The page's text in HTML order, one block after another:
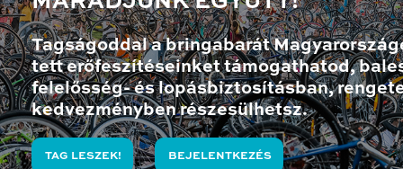
Tagságoddal a bringabarát
tett erőfeszítéseinket támogathatod,
felelősség- és lopásbiztosításban,
kedvezményben részesülhetsz.
TAG LESZEK! BEJELENTKEZÉS